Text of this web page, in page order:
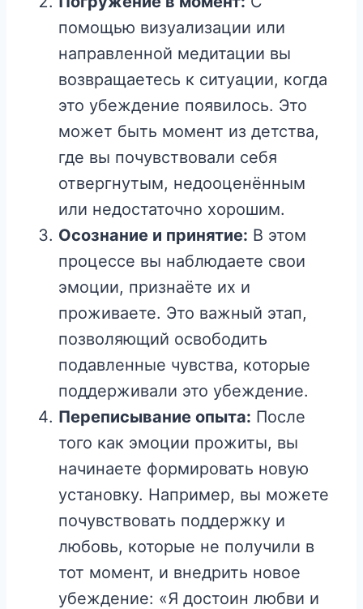
помощью визуализации или
направленной медитации вы
возвращаетесь к ситуации, когда
это убеждение появилось. Это
может быть момент из детства,
где вы почувствовали себя
отвергнутым, недооценённым
или недостаточно хорошим.
Осознание и принятие: В этом
процессе вы наблюдаете свои
эмоции, признаёте их и
проживаете. Это важный этап,
позволяющий освободить
подавленные чувства, которые
поддерживали это убеждение.
Переписывание опыта: После
того как эмоции прожиты, вы
начинаете формировать новую
установку. Например, вы можете
почувствовать поддержку и
любовь, которые не получили в
тот момент, и внедрить новое
убеждение: «Я достоин любви и